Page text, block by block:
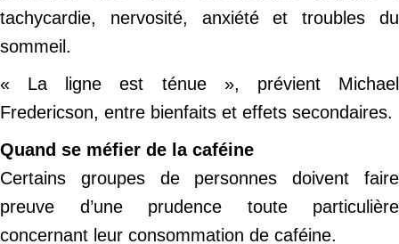
tachycardie, nervosité, anxiété et troubles du
sommeil.
« La ligne est ténue », prévient Michael
Fredericson, entre bienfaits et effets secondaires.
Quand se méfier de la caféine
Certains groupes de personnes doivent faire
preuve d’une prudence toute particulière
concernant leur consommation de caféine.